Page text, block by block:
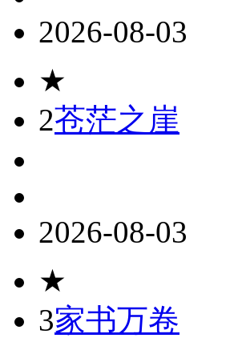
2026-08-03
★
2苍茫之崖
2026-08-03
★
3家书万卷